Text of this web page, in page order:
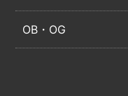
OB・OG